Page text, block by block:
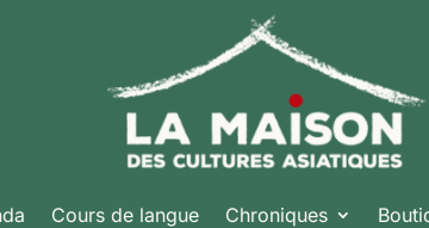
Cours de langue Chroniques